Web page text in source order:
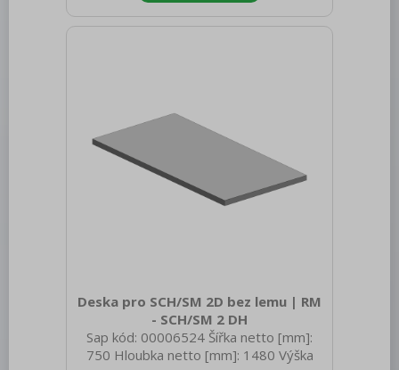
Pizza program
Chlazení
Deska pro SCH/SM 2D bez lemu | RM
- SCH/SM 2 DH
Sap kód: 00006524 Šířka netto [mm]:
750 Hloubka netto [mm]: 1480 Výška